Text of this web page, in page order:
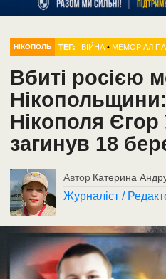
НІКОПОЛЬ ТЕГ: ВІЙНА •МЕМОРІАЛ
Вбиті росією
Нікополя Єгор
загинув 18
Автор Катерина
Журналіст /